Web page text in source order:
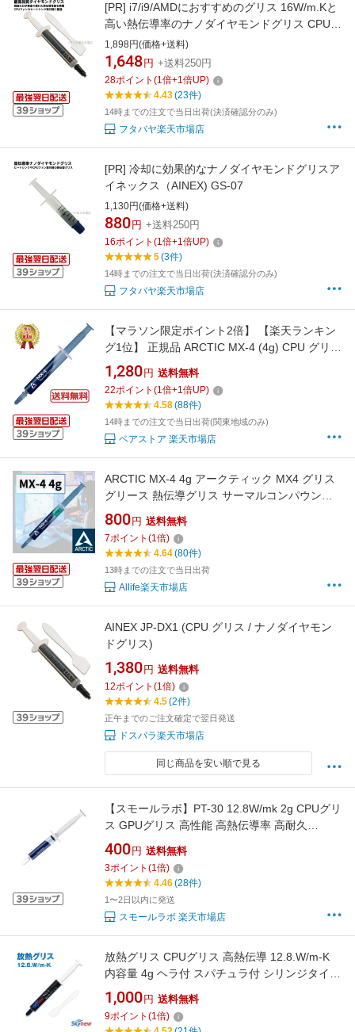
[PR] i7/i9/AMDにおすすめのグリス 16W/m.Kと
高い熱伝導率のナノダイヤモンドグリス CPUと
CPU FANの間に塗るのに最適製品 塗り替えメ
ンテに AINEX JP-DX1
1,898円(価格+送料)
1,648 円 +送料250円
28ポイント (1倍+1倍UP)
4.43(23件)
14時までの注文で当日出荷(決済確認分のみ)
フタバヤ楽天市場店
[PR] 冷却に効果的なナノダイヤモンドグリスア
イネックス（AINEX) GS-07
1,130円(価格+送料)
880 円 +送料250円
16ポイント (1倍+1倍UP)
5(3件)
14時までの注文で当日出荷(決済確認分のみ)
フタバヤ楽天市場店
【マラソン限定ポイント2倍】 【楽天ランキン
グ1位】 正規品 ARCTIC MX-4 (4g) CPU グリス
熱伝導グリス 低熱抵抗 低粘性 長期不硬化 非導
電性 サーマルコンパウンド シリコングリス 送
料無料
1,280 円 送料無料
22ポイント (1倍+1倍UP)
4.58(88件)
14時までの注文で当日出荷(関東地域のみ)
ベアストア 楽天市場店
ARCTIC MX-4 4g アークティック MX4 グリス
グリース 熱伝導グリス サーマルコンパウンド
ペースト シリコングリス カーボンベース ヒー
トシンクペースト CPU 冷却グリス 冷却 冷却グ
リース
800 円 送料無料
7ポイント (1倍)
4.64(80件)
13時までの注文で当日出荷
Allife楽天市場店
AINEX JP-DX1 (CPU グリス / ナノダイヤモン
ドグリス)
1,380 円 送料無料
12ポイント (1倍)
4.5(2件)
正午までのご注文確定で翌日発送
ドスパラ楽天市場店
同じ商品を安い順で見る
【スモールラボ】PT-30 12.8W/mk 2g CPUグリ
ス GPUグリス 高性能 高熱伝導率 高耐久
Thermal Grease サーマルグリス 熱伝導グリス
シリコングリス オーバークロック対応 スペチ
ュラ付き
400 円 送料無料
3ポイント (1倍)
4.46(28件)
1〜2日以内に発送
スモールラボ 楽天市場店
放熱グリス CPUグリス 高熱伝導 12.8.W/m-K
内容量 4g ヘラ付 スパチュラ付 シリンジタイプ
非導電性 ヒートシンク CPUクーラー PC冷却
高品質 Skynew TG-1
1,000 円 送料無料
9ポイント (1倍)